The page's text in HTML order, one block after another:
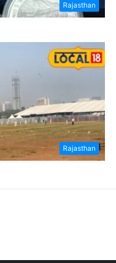
Rajasthan
Rajasthan